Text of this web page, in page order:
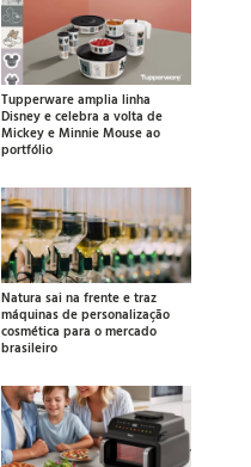
Tupperware amplia linha
Disney e celebra a volta de
Mickey e Minnie Mouse ao
portfólio
Natura sai na frente e traz
máquinas de personalização
cosmética para o mercado
brasileiro